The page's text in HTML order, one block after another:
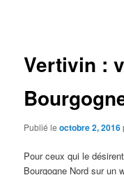
Vertivin :
Publié leoctobre 2, 2016
Pour ceux qui le
Bourgogne Nord sur un